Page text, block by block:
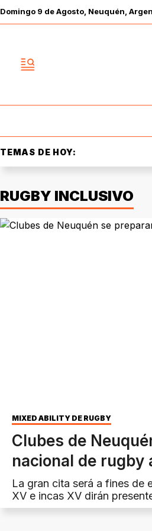
Domingo 9 deAgosto , Neuquén,
TEMAS DE HOY:
RUGBY INCLUSIVO
MIXED ABILITY DE RUGBY
Clubes de
nacional de rugby
La gran cita será a fines de
XV e incas XV dirán